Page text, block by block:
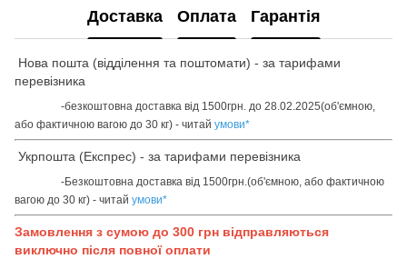
Доставка Оплата Гарантія
Нова пошта (відділення та поштомати) - за тарифами
перевізника
-безкоштовна доставка від 1500грн. до 28.02.2025(об'ємною,
або фактичною вагою до 30 кг) - читай умови*
Укрпошта (Експрес) - за тарифами перевізника
-Безкоштовна доставка від 1500грн.(об'ємною, або фактичною
вагою до 30 кг) - читай умови*
Замовлення з сумою до 300 грн відправляються
виключно після повної оплати